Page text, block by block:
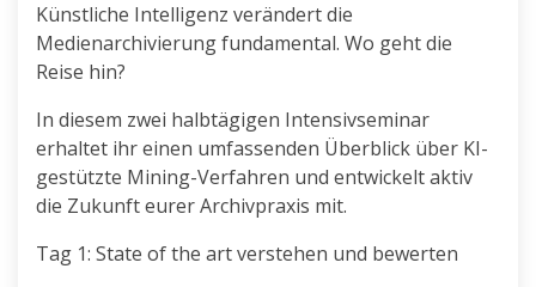
Künstliche Intelligenz verändert die
Medienarchivierung fundamental. Wo geht die
Reise hin?
In diesem zwei halbtägigen Intensivseminar
erhaltet ihr einen umfassenden Überblick über KI-
gestützte Mining-Verfahren und entwickelt aktiv
die Zukunft eurer Archivpraxis mit.
Tag 1: State of the art verstehen und bewerten